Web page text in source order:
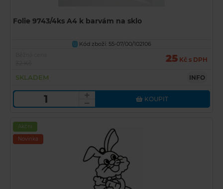
Folie 9743/4ks A4 k barvám na sklo
U Kód zboží: 55-07/00/102106
25 Kč s DPH
SKLADEM INFO
KOUPIT
Akční
Novinka